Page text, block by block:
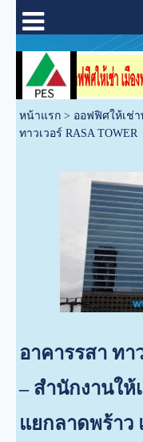
หน้าแรก > ออฟฟิศให้เช่
ทาวเวอร์ RASA TOWER
อาคารรสา ทา
– สำนักงานให้
แยกลาดพร้า